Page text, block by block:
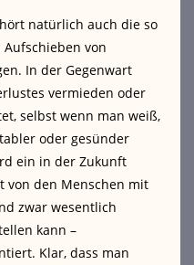
natürlich auch die so
von
In der Gegenwart
vermieden oder
selbst wenn man weiß,
oder gesünder
ein in der Zukunft
von den Menschen mit
zwar wesentlich
kann –
Klar, dass man